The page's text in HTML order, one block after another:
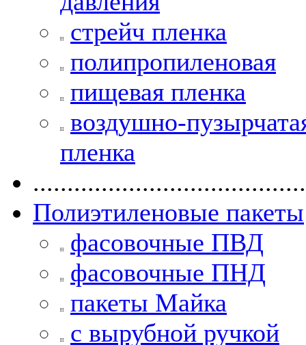
стрейч пленка
полипропиленовая
пищевая пленка
воздушно-
пленка
Полиэтиленовые пакеты
фасовочные ПВД
фасовочные ПНД
пакеты Майка
с вырубной ручкой